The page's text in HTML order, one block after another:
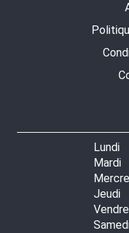
Lundi
Mardi
Jeudi